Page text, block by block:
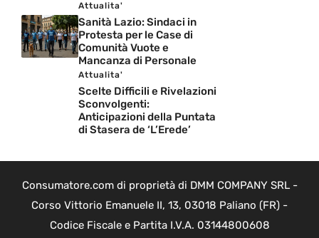
Attualita'
Sanità Lazio: Sindaci in
Protesta per le Case di
Comunità Vuote e
Mancanza di Personale
Attualita'
Scelte Difficili e Rivelazioni
Sconvolgenti:
Anticipazioni della Puntata
di Stasera de ‘L’Erede’
Consumatore.com di proprietà di DMM COMPANY SRL -
Corso Vittorio Emanuele II, 13, 03018 Paliano (FR) -
Codice Fiscale e Partita I.V.A. 03144800608